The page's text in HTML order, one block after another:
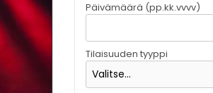
Päivämäärä (pp.kk.vvvv)
Tilaisuuden tyyppi